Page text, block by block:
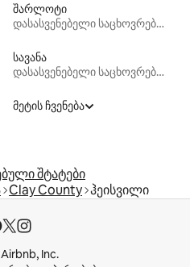
შარლოტი
დასასვენებელი საცხოვრებლები
სავანა
დასასვენებელი საცხოვრებლები
მეტის ჩვენება
შტატები
Clay County ჰეისვილი
Inc.